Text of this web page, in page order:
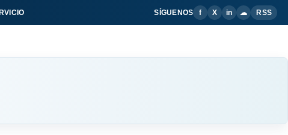
SÍGUENOS f X in ☁ RSS